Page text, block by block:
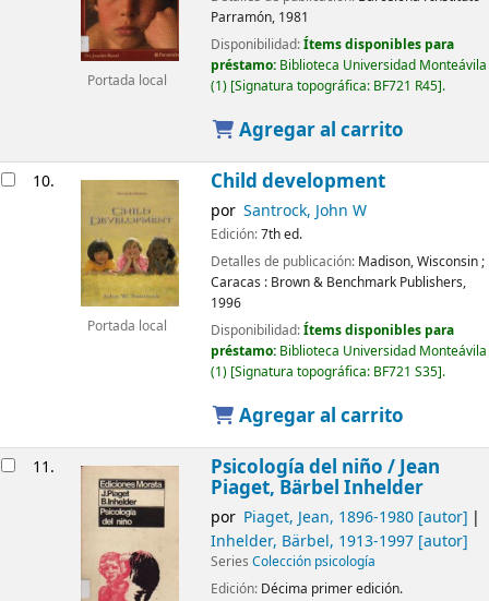
Portada local
Parramón, 1981
Disponibilidad:Ítems disponibles para
préstamo: Biblioteca Universidad Monteávila
(1) Signatura topográfica: BF721 R45 .
Agregar al carrito
10.
Portada local
Child development
por Santrock, John W
Edición:7th ed.
Detalles de publicación: Madison, Wisconsin ;
Caracas : Brown & Benchmark Publishers,
1996
Disponibilidad:Ítems disponibles para
préstamo: Biblioteca Universidad Monteávila
(1) Signatura topográfica: BF721 S35 .
Agregar al carrito
11. Psicología del niño /Jean
Piaget, Bärbel Inhelder
por Piaget, Jean, 1896-1980[autor]
Inhelder, Bärbel, 1913-1997[autor]
Series Colección psicología
Edición: Décima primer edición.